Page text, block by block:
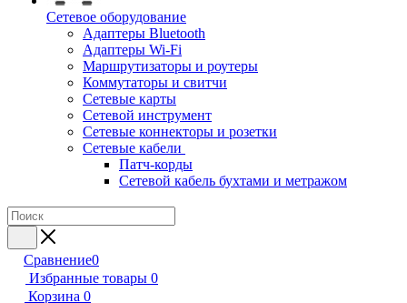
Сетевое оборудование
Адаптеры Bluetooth
Адаптеры Wi-Fi
Маршрутизаторы и роутеры
Коммутаторы и свитчи
Сетевые карты
Сетевой инструмент
Сетевые коннекторы и розетки
Сетевые кабели
Патч-корды
Сетевой кабель бухтами и метражом
Сравнение0
Избранные товары 0
Корзина 0